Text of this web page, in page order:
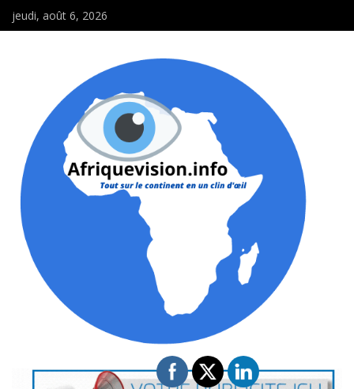
jeudi, août 6, 2026